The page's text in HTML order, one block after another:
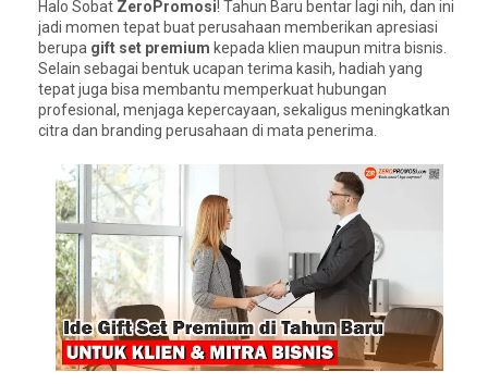
Halo Sobat ZeroPromosi! Tahun Baru bentar lagi nih, dan ini
jadi momen tepat buat perusahaan memberikan apresiasi
berupa gift set premium kepada klien maupun mitra bisnis.
Selain sebagai bentuk ucapan terima kasih, hadiah yang
tepat juga bisa membantu memperkuat hubungan
profesional, menjaga kepercayaan, sekaligus meningkatkan
citra dan branding perusahaan di mata penerima.